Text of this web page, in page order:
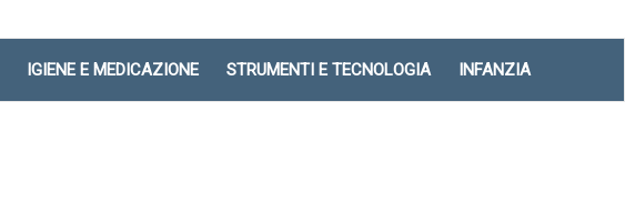
IGIENE E MEDICAZIONE STRUMENTI E TECNOLOGIA INFANZIA